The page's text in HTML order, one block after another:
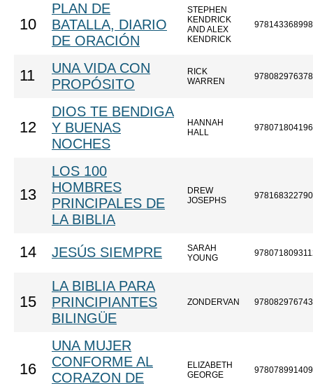
10
PLAN DE
BATALLA, DIARIO
DE ORACIÓN
STEPHEN
KENDRICK
AND ALEX
KENDRICK
11
UNA VIDA CON
PROPÓSITO
RICK
WARREN
12
DIOS TE BENDIGA
Y BUENAS
NOCHES
HANNAH
HALL
13
LOS 100
HOMBRES
PRINCIPALES DE
LA BIBLIA
DREW
JOSEPHS
14 JESÚS SIEMPRE
SARAH
YOUNG
15
LA BIBLIA PARA
PRINCIPIANTES
BILINGÜE
ZONDERVAN
16
UNA MUJER
CONFORME AL
CORAZON DE
ELIZABETH
GEORGE